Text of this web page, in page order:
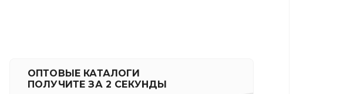
ОПТОВЫЕ КАТАЛОГИ
ПОЛУЧИТЕ ЗА 2 СЕКУНДЫ